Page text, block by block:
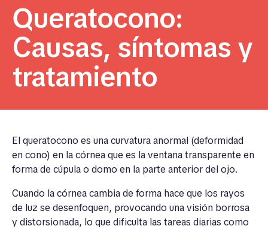
Queratocono:
Causas, síntomas y
tratamiento
El queratocono es una curvatura anormal (deformidad
en cono) en la córnea que es la ventana transparente en
forma de cúpula o domo en la parte anterior del ojo.
Cuando la córnea cambia de forma hace que los rayos
de luz se desenfoquen, provocando una visión borrosa
y distorsionada, lo que dificulta las tareas diarias como